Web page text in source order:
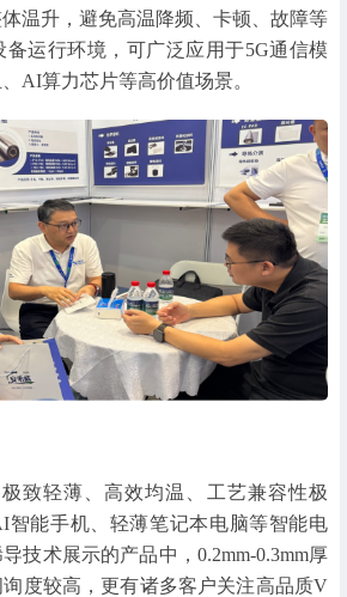
温升，避免高温降频、卡顿、故障等
运行环境，可广泛应用于5G通信模
AI算力芯片等高价值场景。
致轻薄、高效均温、工艺兼容性极
智能手机、轻薄笔记本电脑等智能电
技术展示的产品中，0.2mm-0.3mm厚
度较高，更有诸多客户关注高品质V